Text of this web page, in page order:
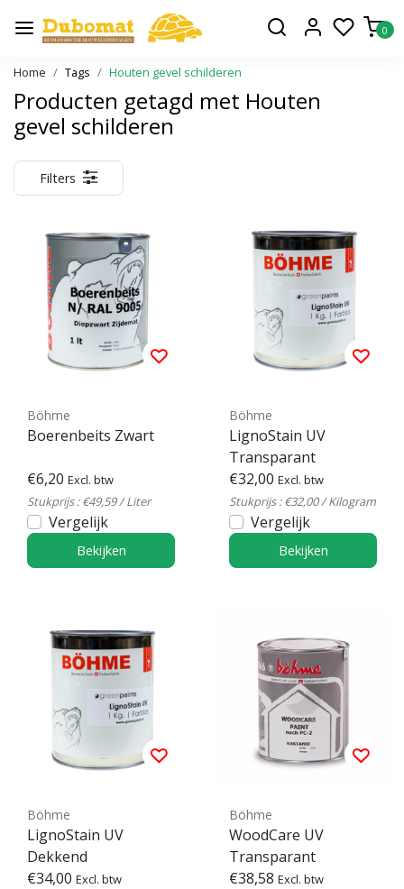
0
Home Tags Houten gevel schilderen
Producten getagd met Houten
gevel schilderen
Filters
Böhme
Boerenbeits Zwart
€6,20 Excl. btw
Stukprijs : €49,59 / Liter
Vergelijk
Bekijken
Böhme
LignoStain UV
Transparant
€32,00 Excl. btw
Stukprijs : €32,00 / Kilogram
Vergelijk
Bekijken
Böhme
LignoStain UV
Dekkend
€34,00 Excl. btw
Böhme
WoodCare UV
Transparant
€38,58 Excl. btw